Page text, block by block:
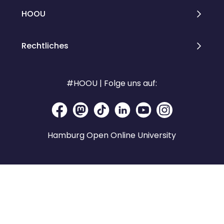
HOOU
Rechtliches
#HOOU | Folge uns auf:
Hamburg Open Online University